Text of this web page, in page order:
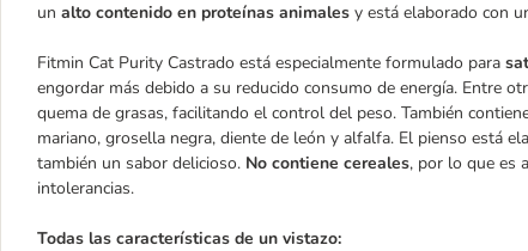
un alto contenido en proteínas animales y está elaborado con
Fitmin Cat Purity Castrado está especialmente formulado para
engordar más debido a su reducido consumo de energía. Entre
quema de grasas, facilitando el control del peso. También
mariano, grosella negra, diente de león y alfalfa. El pienso está
también un sabor delicioso. No contiene cereales, por lo que es
intolerancias.
Todas las características de un vistazo: